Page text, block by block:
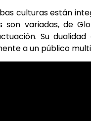
culturas están
son variadas, de
Su
a un público